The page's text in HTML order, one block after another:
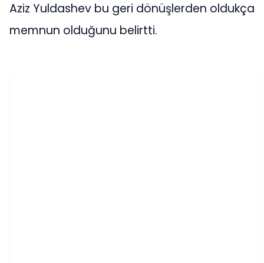
Aziz Yuldashev bu geri dönüşlerden oldukça
memnun olduğunu belirtti.